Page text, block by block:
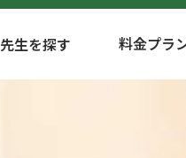
先生を探す 料金プラ